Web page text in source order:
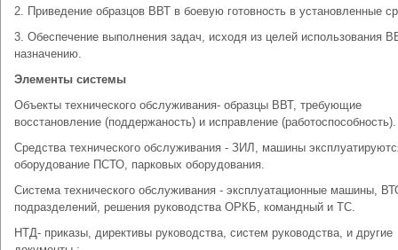
2. Приведение образцов ВВТ в боевую готовность в установленные
3. Обеспечение выполнения задач, исходя из целей использования
назначению.
Элементы системы
Объекты технического обслуживания- образцы ВВТ, требующие
восстановление (поддержаность) и исправление (работоспособность).
Средства технического обслуживания - ЗИЛ, машины
оборудование ПСТО, парковых оборудования.
Система технического обслуживания - эксплуатационные машины,
подразделений, решения руководства ОРКБ, командный и ТС.
НТД- приказы, директивы руководства, систем руководства, и другие